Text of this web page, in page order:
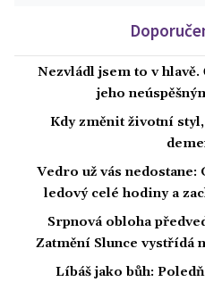
Nezvládl jsem to v
jeho
Kdy změnit životní
Vedro už vás
ledový celé hodiny a
Srpnová obloha
Zatmění Slunce vystřídá
Líbáš jako bůh: